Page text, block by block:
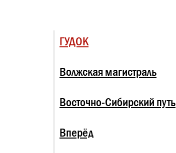
ГУДОК
Волжская магистраль
Восточно-Сибирский путь
Вперёд